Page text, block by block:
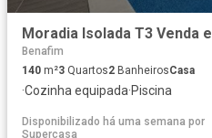
Benafim
140 m²3 Quartos2 BanheirosCasa
·Cozinha equipada·Piscina
Disponibilizado há uma semana por
Supercasa